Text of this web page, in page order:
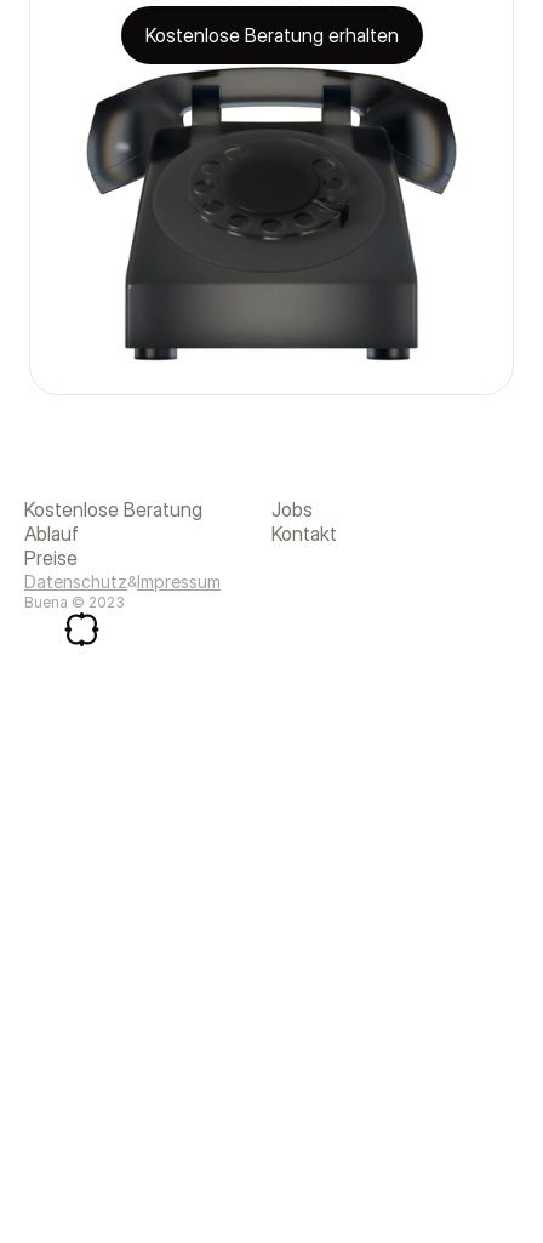
Kostenlose Beratung erhalten
Kostenlose Beratung
Ablauf
Preise
Jobs
Kontakt
Datenschutz&Impressum
Buena © 2023